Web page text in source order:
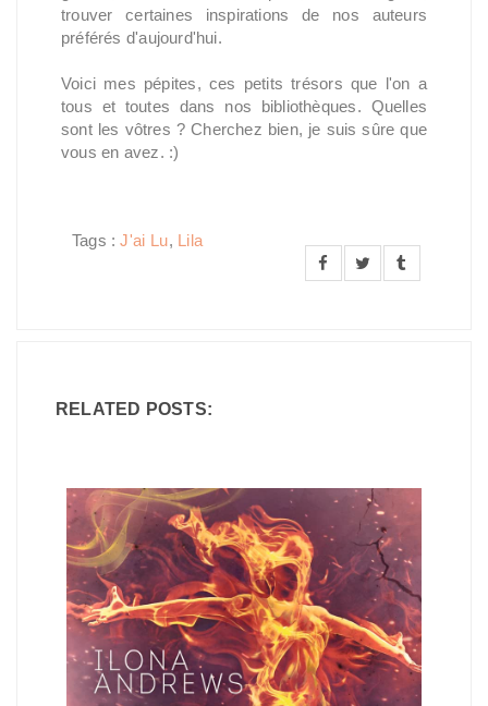
trouver certaines inspirations de nos auteurs
préférés d'aujourd'hui.
Voici mes pépites, ces petits trésors que l'on a
tous et toutes dans nos bibliothèques. Quelles
sont les vôtres ? Cherchez bien, je suis sûre que
vous en avez. :)
Tags :J'ai Lu, Lila
RELATED POSTS: